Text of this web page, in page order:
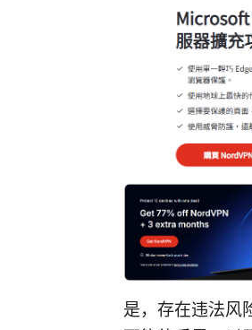
是，存在违法风